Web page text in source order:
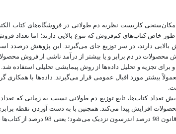
کاربست نظریه دم طولانی در فروشگاه‌های کتاب
خاص کتاب‌های کم‌فروش که تنوع بالایی دارند؛ اما تعداد
بالایی دارند، در سر توزیع جای می‌گیرند. این پژوهش
محصولات در دم برابر و یا بیشتر از درآمد ناشی از فروش
برای تجزیه و تحلیل داده‌ها از روش پیمایشی تحلیلی استفاده
بیشتر مورد اقبال عمومی قرار می‌گیرند. داده‌ها با همکاری
تعداد کتاب‌ها، تابع توزیع دم طولانی نسبت به زمانی که
افزایش پیدا می‌کند. همچنین با به دست آوردن نقطه
تعداد کتاب‌ها افزایش پیدا